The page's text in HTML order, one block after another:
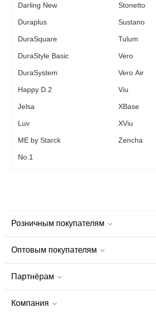
Darling New
Duraplus
DuraSquare
DuraStyle Basic
DuraSystem
Happy D.2
Jelsa
Luv
ME by Starck
No.1
Stonetto
Sustano
Tulum
Vero
Vero Air
Viu
XBase
XViu
Zencha
Розничным покупателям
Оптовым покупателям
Партнёрам
Компания